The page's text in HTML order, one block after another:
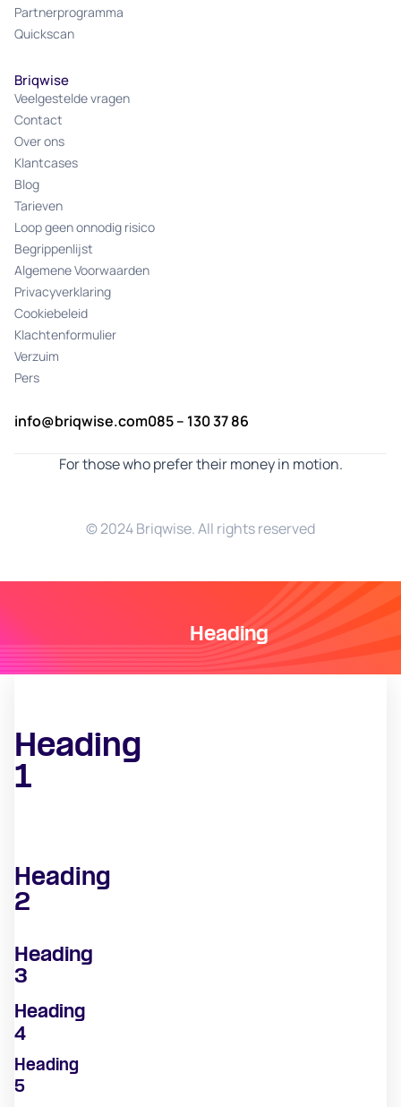
Partnerprogramma
Quickscan
Briqwise
Veelgestelde vragen
Contact
Over ons
Klantcases
Blog
Tarieven
Loop geen onnodig risico
Begrippenlijst
Algemene Voorwaarden
Privacyverklaring
Cookiebeleid
Klachtenformulier
Verzuim
Pers
info@briqwise.com085 – 130 37 86
For those who prefer their money in motion.
© 2024 Briqwise. All rights reserved
Heading
Heading
1
Heading
2
Heading
3
Heading
4
Heading
5